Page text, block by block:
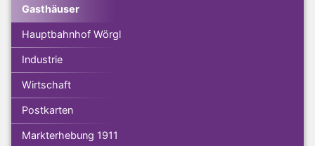
Gasthäuser
Hauptbahnhof Wörgl
Industrie
Wirtschaft
Postkarten
Markterhebung 1911